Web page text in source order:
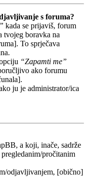
s foruma?
kada se prijaviš, forum
tvojeg boravka na
To sprječava
“Zapamti me”
ako forumu
ju je administrator/ica
a koji, inače, sadrže
pročitanim
odjavljivanjem, [obično]